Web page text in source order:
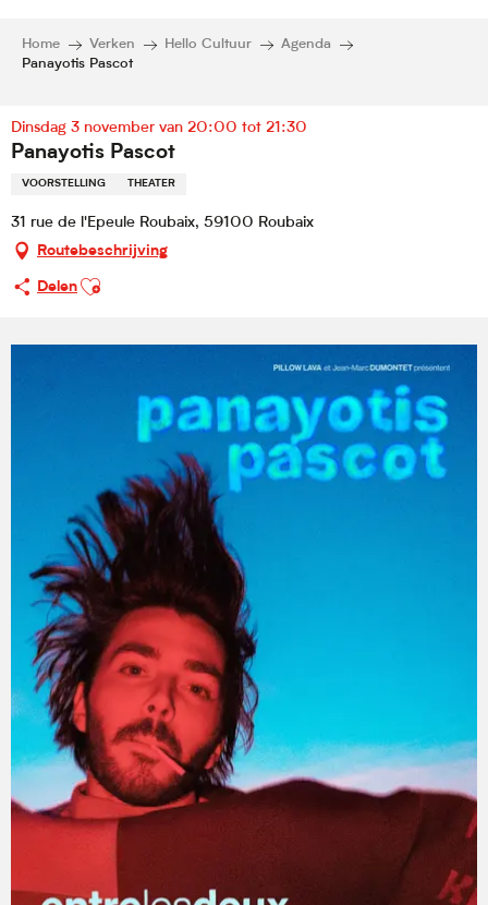
Home Verken Hello Cultuur
Agenda
Panayotis Pascot
Dinsdag 3 november van 20:00 tot 21:30
Panayotis Pascot
VOORSTELLING THEATER
31 rue de l'Epeule Roubaix, 59100 Roubaix
Routebeschrijving
Delen
Ajouter aux favoris